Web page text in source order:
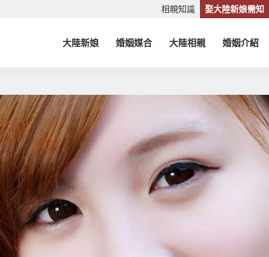
相親知識 娶大陸新娘需知
大陸新娘 婚姻媒合 大陸相親 婚姻介紹